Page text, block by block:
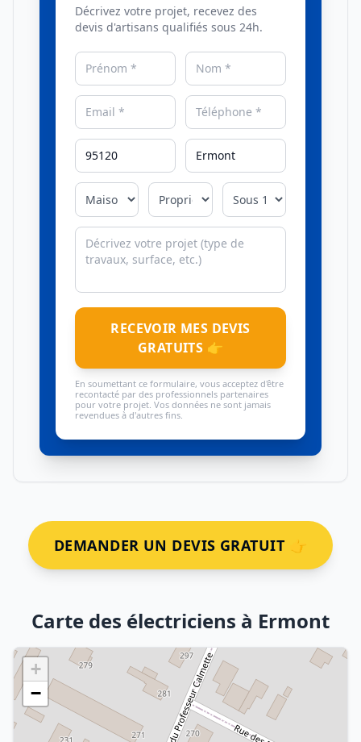
Décrivez votre projet, recevez des
devis d'artisans qualifiés sous 24h.
RECEVOIR MES DEVIS
GRATUITS 👉
En soumettant ce formulaire, vous acceptez d'être
recontacté par des professionnels partenaires
pour votre projet. Vos données ne sont jamais
revendues à d'autres fins.
DEMANDER UN DEVIS GRATUIT 👉
Carte des électriciens à Ermont
+
−